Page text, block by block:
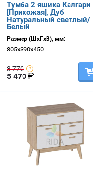
Тумба 2 ящика Калгари
[Прихожая], Дуб
Натуральный светлый/
Белый
Размер (ШхГхВ), мм:
805х390х450
8 770
5 470